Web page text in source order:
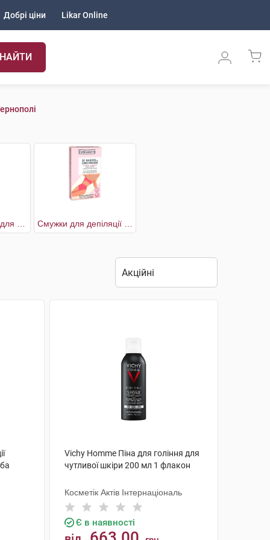
Добрі ціни Likar Online
Vichy Homme Піна для гоління для
чутливої шкіри 200 мл 1 флакон
Косметік Актів Інтернаціональ
Є в наявності